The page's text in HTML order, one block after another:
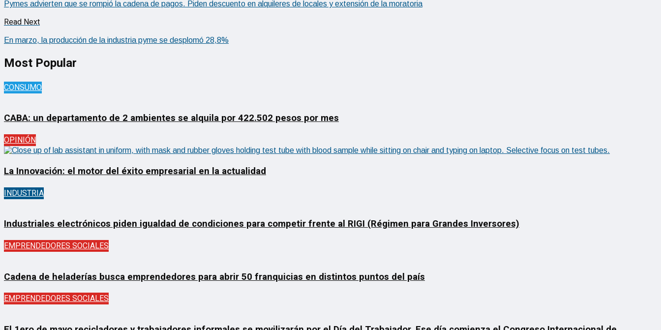
Pymes advierten que se rompió la cadena de pagos. Piden descuento en alquileres de locales y extensión de la moratoria
Read Next
En marzo, la producción de la industria pyme se desplomó 28,8%
Most Popular
CONSUMO
CABA: un departamento de 2 ambientes se alquila por 422.502 pesos por mes
OPINIÓN
La Innovación: el motor del éxito empresarial en la actualidad
INDUSTRIA
Industriales electrónicos piden igualdad de condiciones para competir frente al RIGI (Régimen para Grandes Inversores)
EMPRENDEDORES SOCIALES
Cadena de heladerías busca emprendedores para abrir 50 franquicias en distintos puntos del país
EMPRENDEDORES SOCIALES